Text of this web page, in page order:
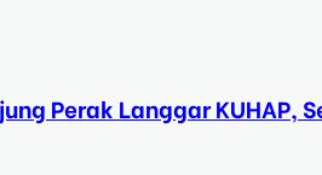
Perak Langgar